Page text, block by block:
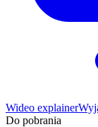
Wideo explainer
Do pobrania